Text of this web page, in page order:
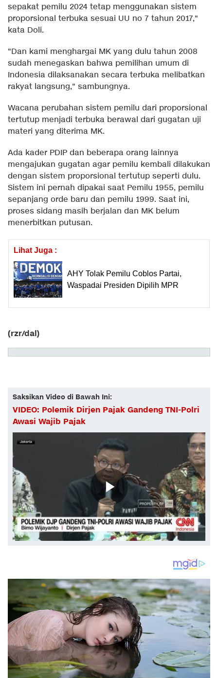
sepakat pemilu 2024 tetap menggunakan sistem
proporsional terbuka sesuai UU no 7 tahun 2017,"
kata Doli.
"Dan kami menghargai MK yang dulu tahun 2008
sudah menegaskan bahwa pemilihan umum di
Indonesia dilaksanakan secara terbuka melibatkan
rakyat langsung," sambungnya.
Wacana perubahan sistem pemilu dari proporsional
tertutup menjadi terbuka berawal dari gugatan uji
materi yang diterima MK.
Ada kader PDIP dan beberapa orang lainnya
mengajukan gugatan agar pemilu kembali dilakukan
dengan sistem proporsional tertutup seperti dulu.
Sistem ini pernah dipakai saat Pemilu 1955, pemilu
sepanjang orde baru dan pemilu 1999. Saat ini,
proses sidang masih berjalan dan MK belum
menerbitkan putusan.
Lihat Juga :
AHY Tolak Pemilu Coblos Partai,
Waspadai Presiden Dipilih MPR
(rzr/dal)
Saksikan Video di Bawah Ini:
VIDEO: Polemik Dirjen Pajak Gandeng TNI-Polri
Awasi Wajib Pajak